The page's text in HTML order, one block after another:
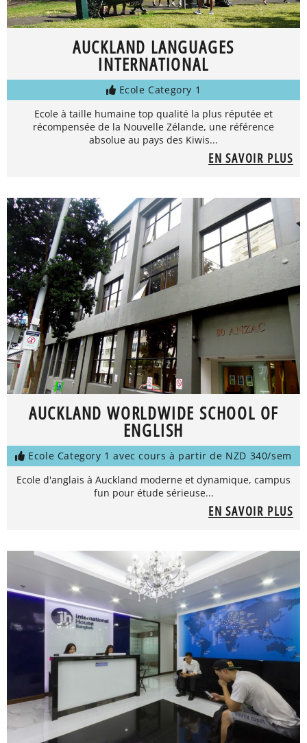
AUCKLAND LANGUAGES
INTERNATIONAL
Ecole Category 1
Ecole à taille humaine top qualité la plus réputée et
récompensée de la Nouvelle Zélande, une référence
absolue au pays des Kiwis...
EN SAVOIR PLUS
AUCKLAND WORLDWIDE SCHOOL OF
ENGLISH
Ecole Category 1 avec cours à partir de NZD 340/sem
Ecole d'anglais à Auckland moderne et dynamique, campus
fun pour étude sérieuse...
EN SAVOIR PLUS